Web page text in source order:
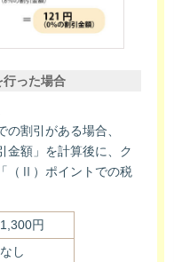
行った場合
割引がある場合、
金額」を計算後に、ク
（Ⅱ）ポイントでの税
1,300円
なし